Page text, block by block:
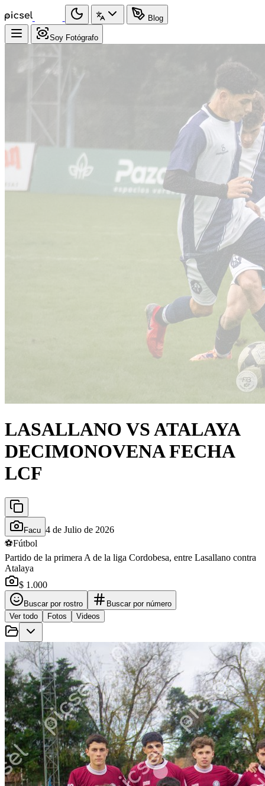
Blog
Soy Fotógrafo
LASALLANO VS ATALAYA
DECIMONOVENA FECHA
LCF
Facu 4 de Julio de 2026
⚽Fútbol
Partido de la primera A de la liga Cordobesa, entre Lasallano contra
Atalaya
$ 1.000
Buscar por rostro
Buscar por número
Ver todo
Fotos Videos